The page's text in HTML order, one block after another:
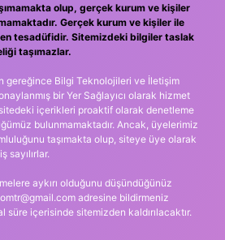
olup, gerçek kurum ve kişiler
Gerçek kurum ve kişiler ile
tesadüfidir. Sitemizdeki bilgiler taslak
taşımazlar.
gereğince Bilgi Teknolojileri ve İletişim
bir Yer Sağlayıcı olarak hizmet
içerikleri proaktif olarak denetleme
bulunmamaktadır. Ancak, üyelerimiz
taşımakta olup, siteye üye olarak
sayılırlar.
aykırı olduğunu düşündüğünüz
adresine bildirmeniz
içerisinde sitemizden kaldırılacaktır.